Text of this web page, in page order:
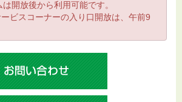
開放後から利用可能です。
ビスコーナーの入り口開放は、午前9